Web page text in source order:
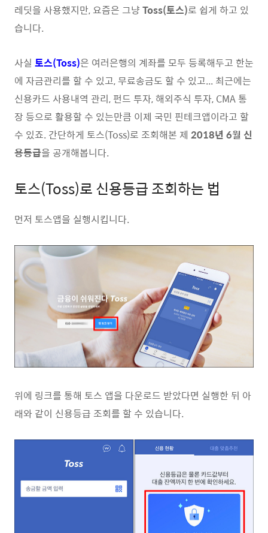
레딧을 사용했지만, 요즘은 그냥 Toss(토스)로 쉽게 하고 있
습니다.
사실 토스(Toss)은 여러은행의 계좌를 모두 등록해두고 한눈
에 자금관리를 할 수 있고, 무료송금도 할 수 있고... 최근에는
신용카드 사용내역 관리, 펀드 투자, 해외주식 투자, CMA 통
장 등으로 활용할 수 있는만큼 이제 국민 핀테크앱이라고 할
수 있죠. 간단하게 토스(Toss)로 조회해본 제 2018년 6월 신
용등급을 공개해봅니다.
토스(Toss)로 신용등급 조회하는 법
먼저 토스앱을 실행시킵니다.
위에 링크를 통해 토스 앱을 다운로드 받았다면 실행한 뒤 아
래와 같이 신용등급 조회를 할 수 있습니다.